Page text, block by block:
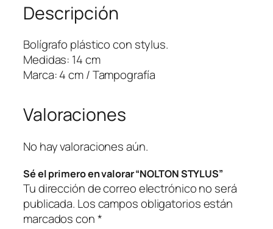
Y
L
U
S
c
t
d
d
Descripción
Bolígrafo plástico con stylus.
Medidas: 14 cm
Marca: 4 cm / Tampografía
Valoraciones
No hay valoraciones aún.
Sé el primero en valorar “NOLTON STYLUS”
Tu dirección de correo electrónico no será
publicada. Los campos obligatorios están
marcados con*